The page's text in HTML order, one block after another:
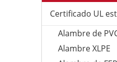
Certificado UL
Alambre de
Alambre XLPE